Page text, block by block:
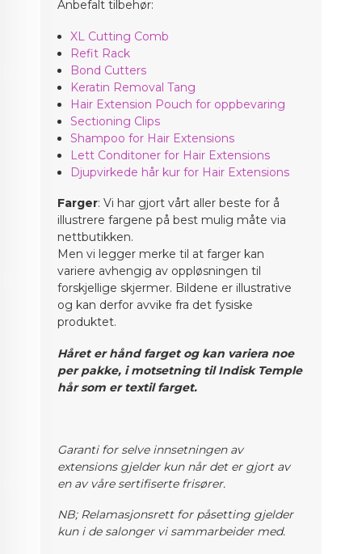
Anbefalt tilbehør:
XL Cutting Comb
Refit Rack
Bond Cutters
Keratin Removal Tang
Hair Extension Pouch for oppbevaring
Sectioning Clips
Shampoo for Hair Extensions
Lett Conditoner for Hair Extensions
Djupvirkede hår kur for Hair Extensions
Farger: Vi har gjort vårt aller beste for å
illustrere fargene på best mulig måte via
nettbutikken.
Men vi legger merke til at farger kan
variere avhengig av oppløsningen til
forskjellige skjermer. Bildene er illustrative
og kan derfor avvike fra det fysiske
produktet.
Håret er hånd farget og kan variera noe
per pakke, i motsetning til Indisk Temple
hår som er textil farget.
Garanti for selve innsetningen av
extensions gjelder kun når det er gjort av
en av våre sertifiserte frisører.
NB; Relamasjonsrett for påsetting gjelder
kun i de salonger vi sammarbeider med.